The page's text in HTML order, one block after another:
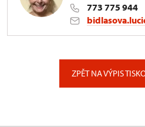
773 775 944
ZPĚT NA VÝPIS